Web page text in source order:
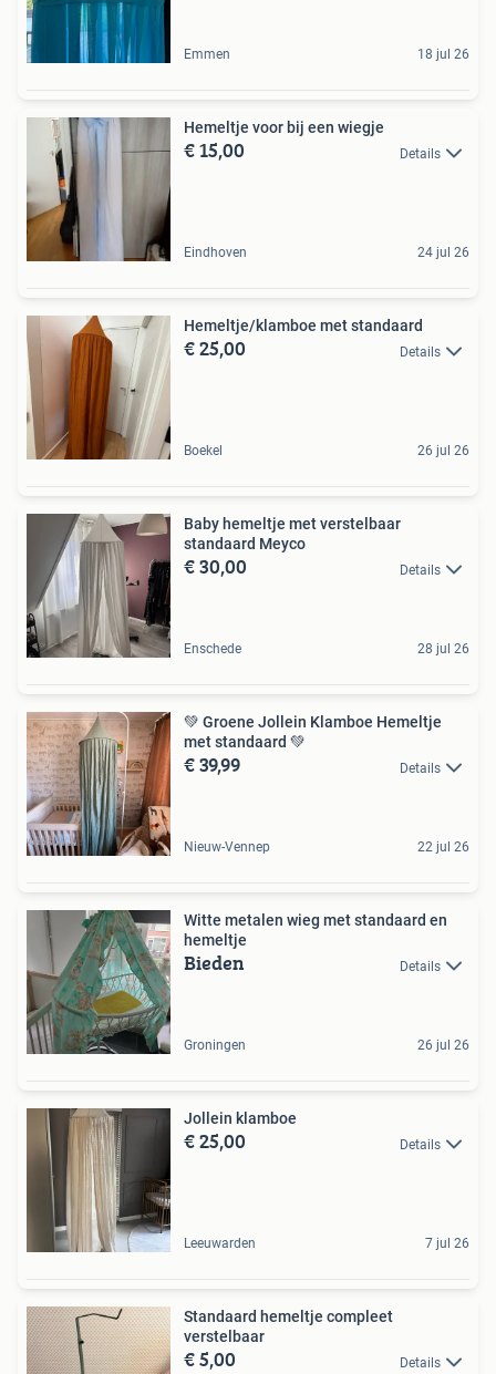
Emmen 18 jul 26
Hemeltje voor bij een wiegje
€ 15,00 Details
Eindhoven 24 jul 26
Hemeltje/klamboe met standaard
€ 25,00 Details
Boekel 26 jul 26
Baby hemeltje met verstelbaar
standaard Meyco
€ 30,00 Details
Enschede 28 jul 26
💚 Groene Jollein Klamboe Hemeltje
met standaard 💚
€ 39,99 Details
Nieuw-Vennep 22 jul 26
Witte metalen wieg met standaard en
hemeltje
Bieden Details
Groningen 26 jul 26
Jollein klamboe
€ 25,00 Details
Leeuwarden 7 jul 26
Standaard hemeltje compleet
verstelbaar
€ 5,00 Details